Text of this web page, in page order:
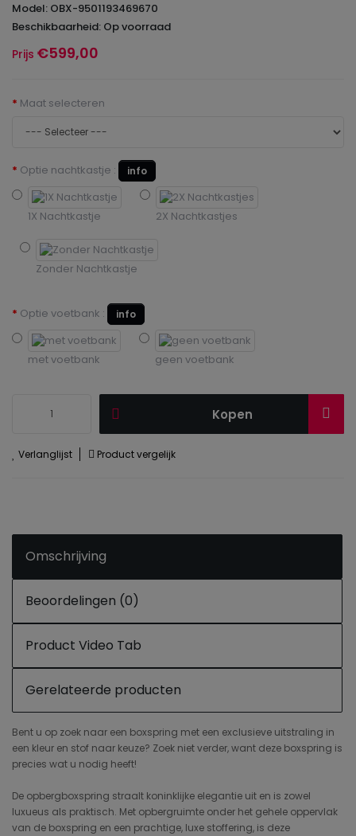
Model: OBX-9501193469670
Beschikbaarheid: Op voorraad
Prijs €599,00
Maat selecteren
Optie nachtkastje : info
1X Nachtkastje 2X Nachtkastjes
Zonder Nachtkastje
Optie voetbank : info
met voetbank geen voetbank
Kopen
Verlanglijst Product vergelijk
Omschrijving
Beoordelingen (0)
Product Video Tab
Gerelateerde producten
Bent u op zoek naar een boxspring met een exclusieve uitstraling in
een kleur en stof naar keuze? Zoek niet verder, want deze boxspring is
precies wat u nodig heeft!
De opbergboxspring straalt koninklijke elegantie uit en is zowel
luxueus als praktisch. Met opbergruimte onder het gehele oppervlak
van de boxspring en een prachtige, luxe stoffering, is deze